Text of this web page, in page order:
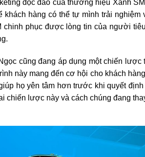
độc đáo của thương hiệu Xanh
hàng có thể tự mình trải
phục được lòng tin của người
cũng đang áp dụng một chiến lược
này mang đến cơ hội cho khách
họ yên tâm hơn trước khi quyết
chiến lược này và cách chúng đang